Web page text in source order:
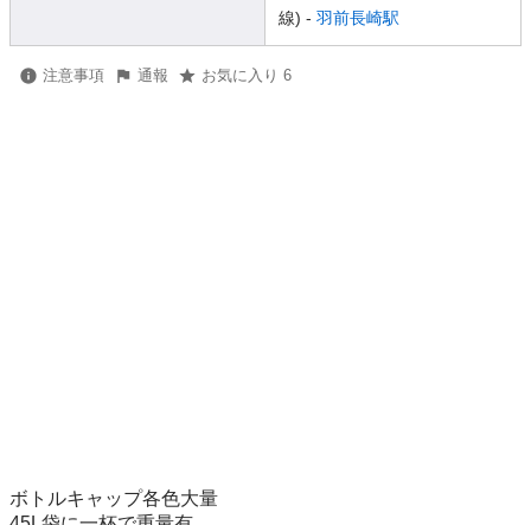
線) - 羽前長崎駅
注意事項 通報 お気に入り 6
ボトルキャップ各色大量